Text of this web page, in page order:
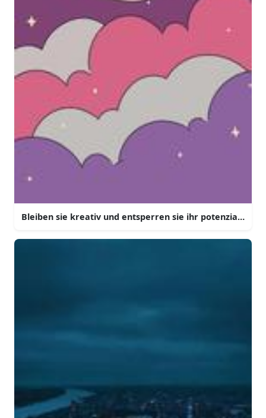
Bleiben sie kreativ und entsperren sie ihr potenzial mit